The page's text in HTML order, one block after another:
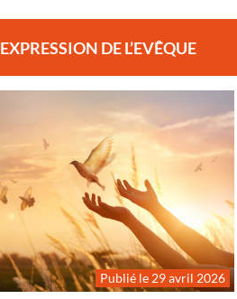
EXPRESSION DE L’EVÊQUE
Publié le 29 avril 2026